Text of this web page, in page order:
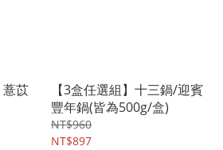
苡
【3盒任選組】十三鍋/迎賓
豐年鍋(皆為500g/盒)
NT$960
NT$897